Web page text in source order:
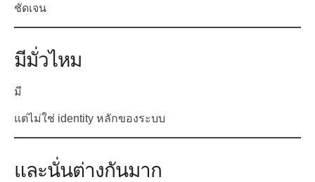
ชัดเจน
มีมั่วไหม
มี
แต่ไม่ใช่ identity หลักของระบบ
และนั่นต่างกันมาก